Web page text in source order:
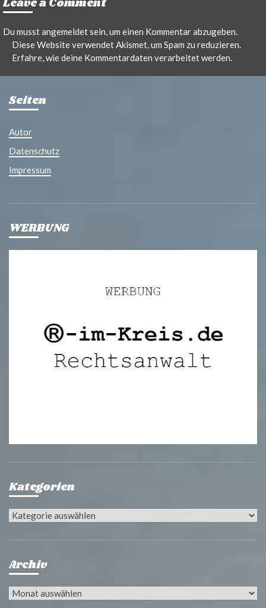
Leave a Comment
Du musstangemeldetsein, um einen Kommentar abzugeben.
Diese Website verwendet Akismet, um Spam zu reduzieren.
Erfahre, wie deine Kommentardaten verarbeitet werden.
Seiten
Autor
Datenschutz
Impressum
WERBUNG
Kategorien
Kategorien
Archiv
Archiv